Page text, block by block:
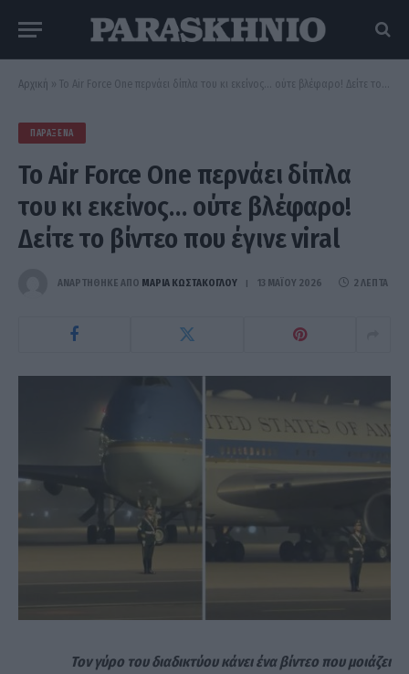
Αρχική » Το Air Force One περνάει δίπλα του κι εκείνος… ούτε βλέφαρο! Δείτε το βίντεο που έγινε viral
ΠΑΡΆΞΕΝΑ
Το Air Force One περνάει δίπλα
του κι εκείνος… ούτε βλέφαρο!
Δείτε το βίντεο που έγινε viral
ΑΝΑΡΤΗΘΗΚΕ ΑΠΟ ΜΑΡΊΑ ΚΩΣΤΆΚΟΓΛΟΥ 13 ΜΑΪ́ΟΥ 2026 2 ΛΕΠΤΆ
Τον γύρο του διαδικτύου κάνει ένα βίντεο που μοιάζει